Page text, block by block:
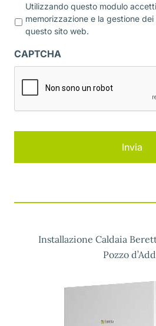
r
i
a
c
Utilizzando questo modulo
memorizzazione e la gestione
questo sito web.
CAPTCHA
Installazione Caldaia
Pozzo